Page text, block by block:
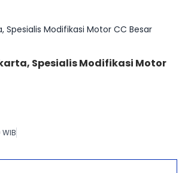
Spesialis Modifikasi Motor CC Besar
Spesialis Modifikasi Motor
WIB